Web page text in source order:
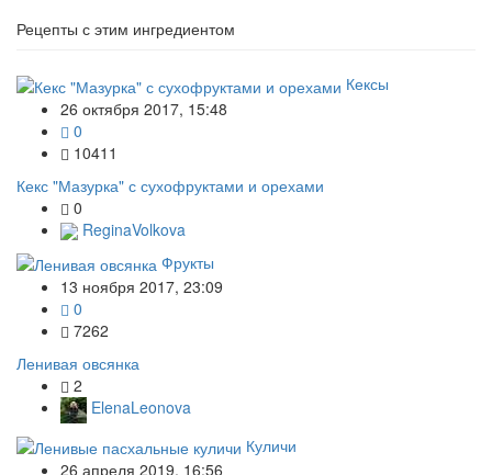
Рецепты с этим ингредиентом
Кексы
26 октября 2017, 15:48
0
10411
Кекс "Мазурка" с сухофруктами и орехами
0
ReginaVolkova
Фрукты
13 ноября 2017, 23:09
0
7262
Ленивая овсянка
2
ElenaLeonova
Куличи
26 апреля 2019, 16:56